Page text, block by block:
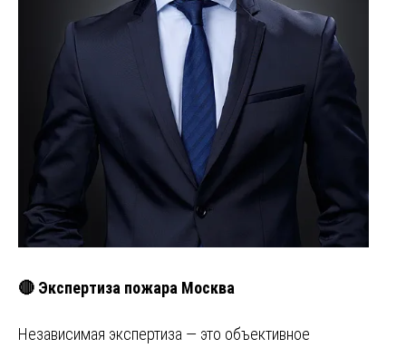
🔴 Экспертиза пожара Москва
Независимая экспертиза ― это объективное